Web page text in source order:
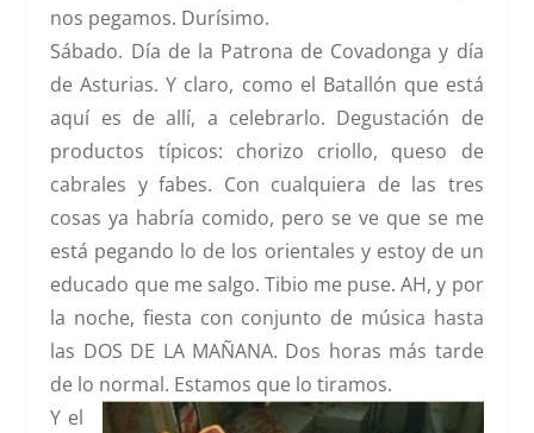
nos pegamos. Durísimo.
Sábado. Día de la Patrona de Covadonga y día
de Asturias. Y claro, como el Batallón que está
aquí es de allí, a celebrarlo. Degustación de
productos típicos: chorizo criollo, queso de
cabrales y fabes. Con cualquiera de las tres
cosas ya habría comido, pero se ve que se me
está pegando lo de los orientales y estoy de un
educado que me salgo. Tibio me puse. AH, y por
la noche, fiesta con conjunto de música hasta
las DOS DE LA MAÑANA. Dos horas más tarde
de lo normal. Estamos que lo tiramos.
Y el